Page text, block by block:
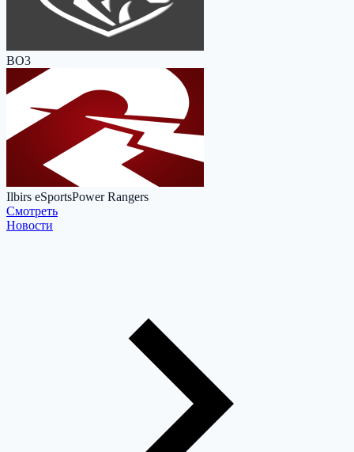
BO3
Ilbirs eSportsPower Rangers
Cмотреть
Новости